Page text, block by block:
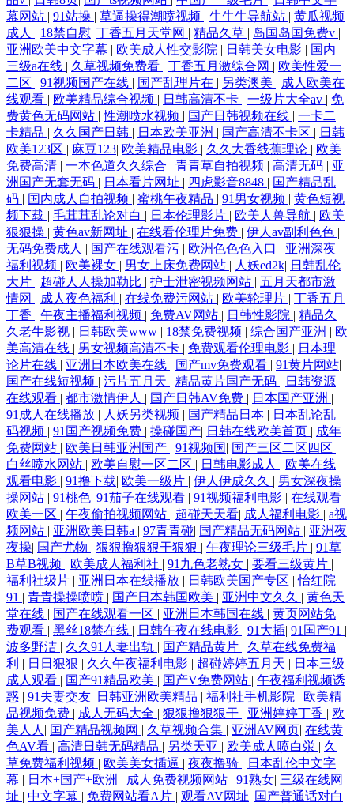
频 性爱av一区 先锋影音色色 婷婷五月四房色在线 午夜剧场爱爱 婷婷五月
天青草 深爱开心激情日日撸 91狼人资源 婷婷午夜 国产男女精品 亚洲色一
色 东方在线免费av 国产精品久久绿色 国产自拍第6页 黄色人人人妻 狠狠
干天天干 激情国产一区 国产视频96页 福利社大香蕉 丁香在线一区二区三
区 吃瓜AV在线 超碰自拍97 av高潮亚洲 91在观 97人人操人人妻 91伊人久
热精品 91亚洲精品久久 91匿名大神人妻在线 91麻豆高清视频 91夫妻交换
91高跟白丝在线观看 91超碰人人欧美 日本黄色高清视频网站 91性视频网
91免费在线视频观看 91色 91麻豆传媒网站大全 91黑丝免费 91久大香蕉 91
传剧在线看 91国产精品乱子伦 91精国产国产乱子伦 91看片看淫黄 91国产
福利视频导航 91黑料黑丝 91叉啊插 91传媒免费观看视频 91传煤 91草莓视
频 91刺激在线视频 91Pron在线观 91国产福利视频 91人人妻人人操 久久国
产ab 91韩剧网最新韩剧在线看 91视频精品导航 www大香蕉狠狠干 日本天
堂网 91热导航网址 91亚洲情侣偷拍久久 加比勒av 亚洲天堂手机网 亚洲成
人小说网站 一本本日无码 亚洲日韩成人网在线 午夜日在 天美mv入口 三
级网址直接免费 天天影院日韩 深爱激情福利观影院 婷婷色五月份 色婷婷
亚洲婷婷 色色az 日韩亚洲精品在线 日韩无码123 日韩wwww 欧美性视频
123 人妖干直男 日韩日韩日韩日韩日 日韩精品黄色网址 人妻先锋资源 日
操夜撸 人人射成人av 人妖射精江编 欧美色图在线视频91 日本爱爱影院 亚
洲欧美成人AAA 肏欧美多区 欧美久久黄 欧美性爱久久 日韩AV无码免费
网站 日韩情色福利导航 日本黑人2人的天堂 日韩精品在线导航 91豆花社
区视频 91日比 日韩视频123 91n小视频 91黑料探花在线 91精选 91黄色视
幕网站 | 91站操 | 草逼操得潮喷视频 | 牛牛牛导航站 | 黄瓜视频
成人 | 18禁自慰| 丁香五月天堂网 | 精品久草 | 岛国岛国免费v |
亚洲欧美中文字幕 | 欧美成人性交影院 | 日韩美女电影 | 国内
三级a在线 | 久草视频免费看 | 丁香五月激综合网 | 欧美性爱一
二区 | 91视频国产在线 | 国产乱理片在 | 另类澳美 | 成人欧美在
线观看 | 欧美精品综合视频 | 日韩高清不卡 | 一级片大全av | 免
费黄色无码网站 |性潮喷水视频 | 国产日韩视频在线 | 一卡二
卡精品 | 久久国产日韩 | 日本欧美亚洲 | 国产高清不卡区 | 日韩
欧美123区 | 麻豆123| 欧美精品电影 | 久久大香线蕉理论 | 欧美
免费高清 | 一本色道久久综合 | 青青草自拍视频 | 高清无码 | 亚
洲国产无套无码 | 日本看片网址 | 四虎影音8848 | 国产精品乱
码 | 国内成人自拍视频 | 蜜桃午夜精品 | 91男女视频 | 黄色短视
频下载 | 毛茸茸乱论对白 | 日本伦理影片 | 欧美人兽导航 | 欧美
狠狠操 | 黄色av新网址 | 在线看伦理片免费 | 伊人av副利色色 |
无码免费成人 | 国产在线观看污 | 欧洲色色色入口 | 亚洲深夜
福利视频 | 欧美裸女 | 男女上床免费网站 | 人妖ed2k| 日韩乱伦
大片 | 超碰人人操加勒比 | 护士泄密视频网站 | 五月天都市激
情网 | 成人夜色福利 | 在线免费污网站 | 欧美轮理片 | 丁香五月
丁香 | 午夜主播福利视频 | 免费AV网站 | 日韩性影院 | 精品久
久老牛影视 | 日韩欧美www | 18禁免费视频 | 综合国产亚洲 | 欧
美高清在线 | 男女视频高清不卡 | 免费观看伦理电影 | 日本理
论片在线 | 亚洲日本欧美在线 | 国产mv免费观看 | 91黄片网站|
国产在线短视频 | 污片五月天 | 精品黄片国产无码 | 日韩资源
在线观看 | 都市激情伊人 | 国产日韩AV免费 | 日本国产亚洲 |
91成人在线播放 | 人妖另类视频 | 国产精品日本 | 日本乱论乱
码视频 | 91国产视频免费 | 操碰国产| 日韩在线欧美首页 | 成年
免费网站 | 欧美日韩亚洲国产 | 91视频国| 国产三区二区四区 |
白丝喷水网站 | 欧美自慰一区二区 | 日韩电影成人 | 欧美在线
观看电影 | 91撸下载| 欧美一级片 | 伊人伊成久久 | 男女深夜操
操网站 | 91桃色| 91茄子在线观看 | 91视频福利电影 | 在线观看
欧美一区 | 午夜偷拍视频网站 | 超碰天天看| 成人福利电影 | a视
频网站 | 亚洲欧美日韩a | 97青青碰| 国产精品无码网站 | 亚洲夜
夜操| 国产尤物 | 狠狠撸狠狠干狠狠 | 午夜理论三级毛片 | 91草
B草B视频 | 欧美成人福利社 | 91九色老熟女 | 要看三级黄片 |
福利社级片 | 亚洲日本在线播放 | 日韩欧美国产专区 |怡红院
91 | 青青操操喷喷 | 国产日本韩国欧美 | 亚洲中文久久 | 黄色天
堂在线 | 国产在线观看一区 | 亚洲日本韩国在线 | 黄页网站免
费观看 | 黑丝18禁在线 | 日韩午夜在线电影 | 91大插| 91国产91 |
波多野洁 | 久久91人妻出轨 | 国产精品黄片 | 久草在线免费福
利 | 日日狠狠 | 久久午夜福利电影 | 超碰婷婷五月天 | 日本三级
成人观看 | 国产91精品欧美 | 国产V免费网站 | 午夜福利视频诱
惑 | 91夫妻交友| 日韩亚洲欧美精品 | 福利社手机影院 | 欧美精
品视频免费 | 成人无码大全 | 狠狠撸狠狠干 | 亚洲婷婷丁香 | 欧
美人人 | 国产精品视频网 | 久草视频合集 | 亚洲AV网页| 在线黄
色AV看 | 高清日韩无码精品 | 另类天亚 | 欧美成人喷白泶 | 久
草免费福利视频 | 欧美美女插逼 | 夜夜撸骑 | 日本乱伦中文字
幕 | 日本+国产+欧洲 | 成人免费视频网站 | 91熟女| 三级在线网
址 | 中文字幕 | 免费网站看A片 | 观看AV网址| 国产普通话对白